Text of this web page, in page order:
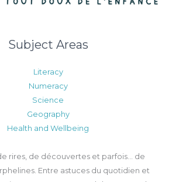
Subject Areas
Literacy
Numeracy
Science
Geography
Health and Wellbeing
rires, de découvertes et parfois… de
Entre astuces du quotidien et